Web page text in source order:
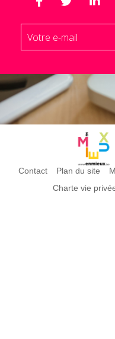
Contact Plan du site
Charte vie